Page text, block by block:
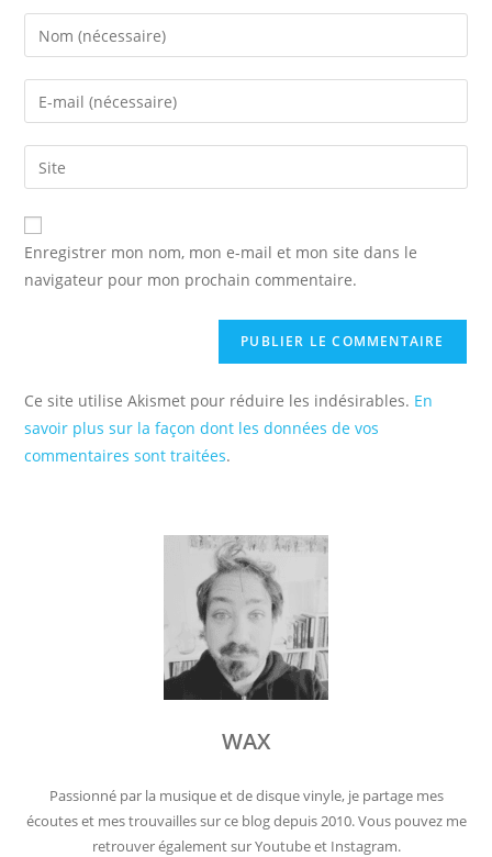
Enter
your
name
comment
Enter
your
email
address
comment
Saisir
l’URL
de
votre
(facultatif)
Enregistrer mon nom, mon e-mail et mon site dans le
navigateur pour mon prochain commentaire.
Ce site utilise Akismet pour réduire les indésirables. En
savoir plus sur la façon dont les données de vos
commentaires sont traitées.
WAX
Passionné par la musique et de disque vinyle, je partage mes
écoutes et mes trouvailles sur ce blog depuis 2010. Vous pouvez me
retrouver également sur Youtube et Instagram.